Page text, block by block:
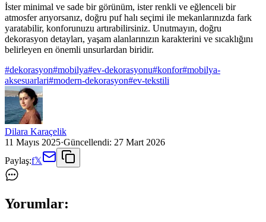
İster minimal ve sade bir görünüm, ister renkli ve eğlenceli bir
atmosfer arıyorsanız, doğru puf halı seçimi ile mekanlarınızda fark
yaratabilir, konforunuzu artırabilirsiniz. Unutmayın, doğru
dekorasyon detayları, yaşam alanlarınızın karakterini ve sıcaklığını
belirleyen en önemli unsurlardan biridir.
#dekorasyon#mobilya#ev-dekorasyonu#konfor#mobilya-
aksesuarlari#modern-dekorasyon#ev-tekstili
Dilara Karaçelik
11 Mayıs 2025·Güncellendi: 27 Mart 2026
Paylaş:f𝕏
Yorumlar: